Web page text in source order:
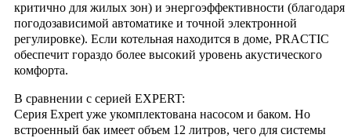
критично для жилых зон) и энергоэффективности (благодаря
погодозависимой автоматике и точной электронной
регулировке). Если котельная находится в доме, PRACTIC
обеспечит гораздо более высокий уровень акустического
комфорта.
В сравнении с серией EXPERT:
Серия Expert уже укомплектована насосом и баком. Но
встроенный бак имеет объем 12 литров, чего для системы